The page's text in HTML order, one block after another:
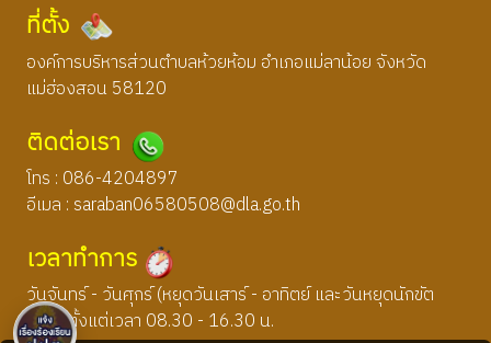
ที่ตั้ง
องค์การบริหารส่วนตำบลห้วยห้อม อำเภอแม่ลาน้อย จังหวัด
แม่ฮ่องสอน 58120
ติดต่อเรา
โทร : 086-4204897
อีเมล : saraban06580508@dla.go.th
เวลาทำการ
วันจันทร์ - วันศุกร์ (หยุดวันเสาร์ - อาทิตย์ และวันหยุดนักขัต
ฤกษ์) ตั้งแต่เวลา 08.30 - 16.30 น.